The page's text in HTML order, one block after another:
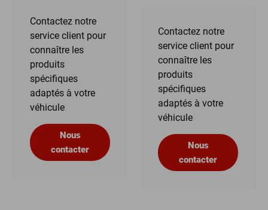
Contactez notre
service client pour
connaître les
produits
spécifiques
adaptés à votre
véhicule
Nous
contacter
Contactez notre
service client pour
connaître les
produits
spécifiques
adaptés à votre
véhicule
Nous
contacter